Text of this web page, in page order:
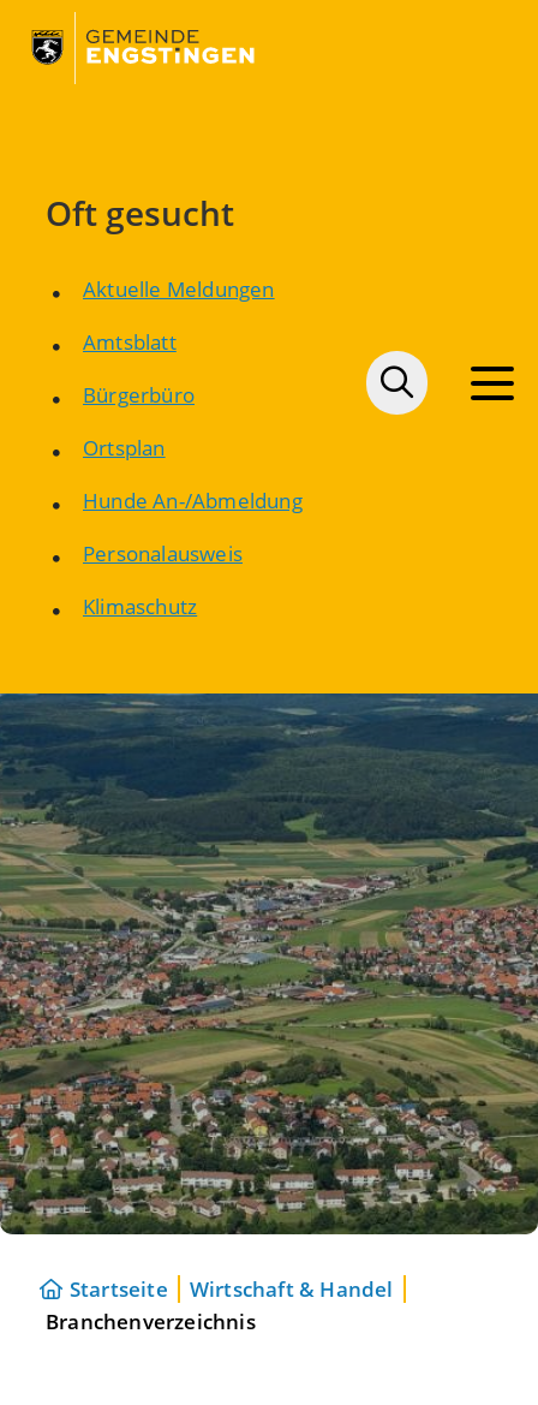
Oft gesucht
Aktuelle Meldungen
Amtsblatt
Bürgerbüro
Ortsplan
Hunde An-/Abmeldung
Personalausweis
Klimaschutz
Startseite
Wirtschaft & Handel
Branchenverzeichnis